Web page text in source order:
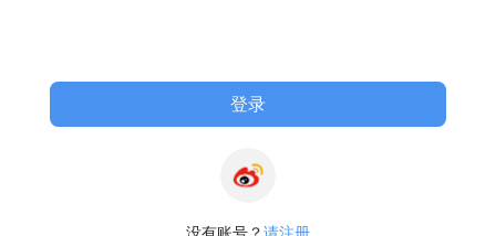
登录
没有账号？请注册